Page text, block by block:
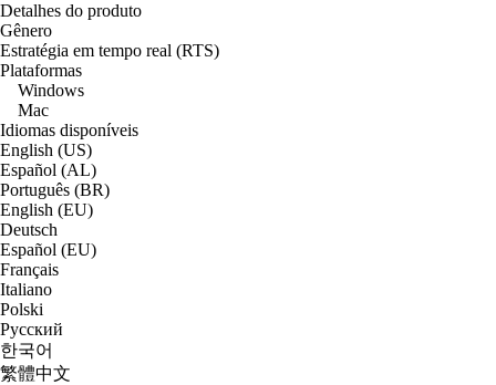
Detalhes do produto
Gênero
Estratégia em tempo real (RTS)
Plataformas
Windows
Mac
Idiomas disponíveis
English (US)
Español (AL)
Português (BR)
English (EU)
Deutsch
Español (EU)
Français
Italiano
Polski
Русский
한국어
繁體中文